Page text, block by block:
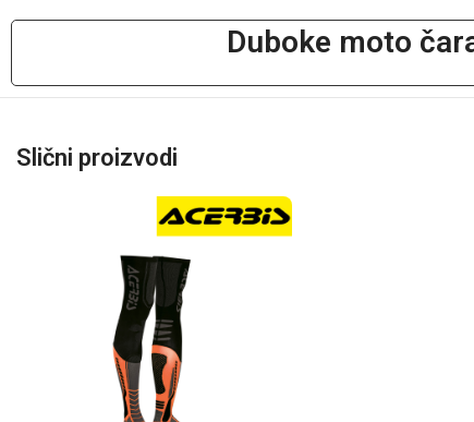
Duboke moto
Slični proizvodi